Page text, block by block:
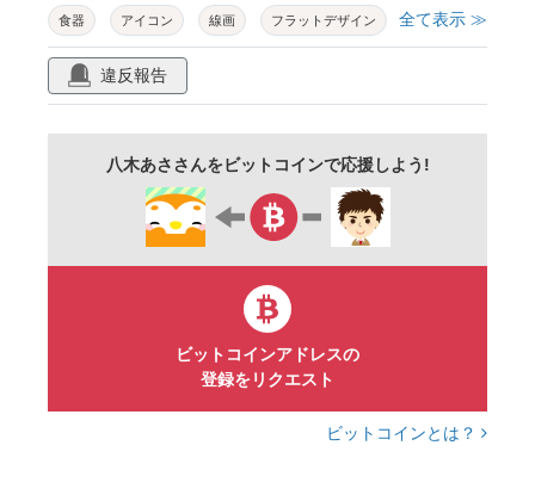
食器 アイコン 線画 フラットデザイン
シンプル ミニマル
モノクロ 飲食店 レストラン ディナー
インフォグラフィックス チラシ pop
広告 バナー webデザイン ui
パーツ
フレンチ
サービス マーク 図解
おもてなし
全て表示 ≫
違反報告
八木あささんをビットコインで応援しよう!
ビットコインアドレスの
登録をリクエスト
ビットコインとは？